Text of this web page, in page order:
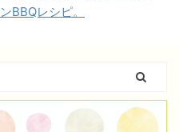
BBQレシピ。